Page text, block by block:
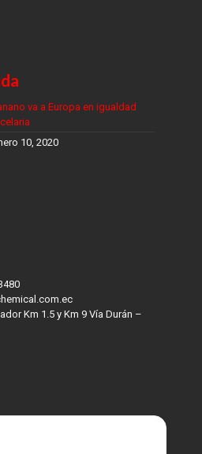
va a Europa en igualdad
10, 2020
Km 1.5 y Km 9 Vía Durán –